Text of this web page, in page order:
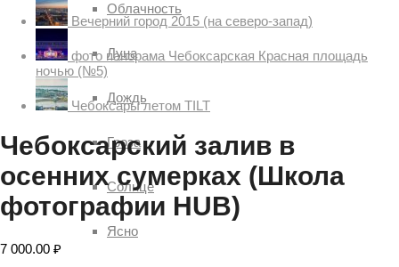
Облачность
Луна
Дождь
Гроза
Солнце
Ясно
Вечерний город 2015 (на северо-запад)
фото панорама Чебоксарская Красная площадь
ночью (№5)
Чебоксары летом TILT
Чебоксарский залив в
осенних сумерках (Школа
фотографии HUB)
7 000.00 ₽